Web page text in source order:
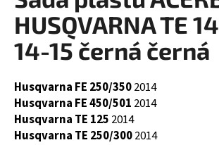
0,0
5
hvězdiček.
HUSQVARNA TE
14-15 černá černá
Husqvarna FE 250/3502014
Husqvarna FE 450/501 2014
Husqvarna TE 125 2014
Husqvarna TE 250/3002014
a
j
í
?